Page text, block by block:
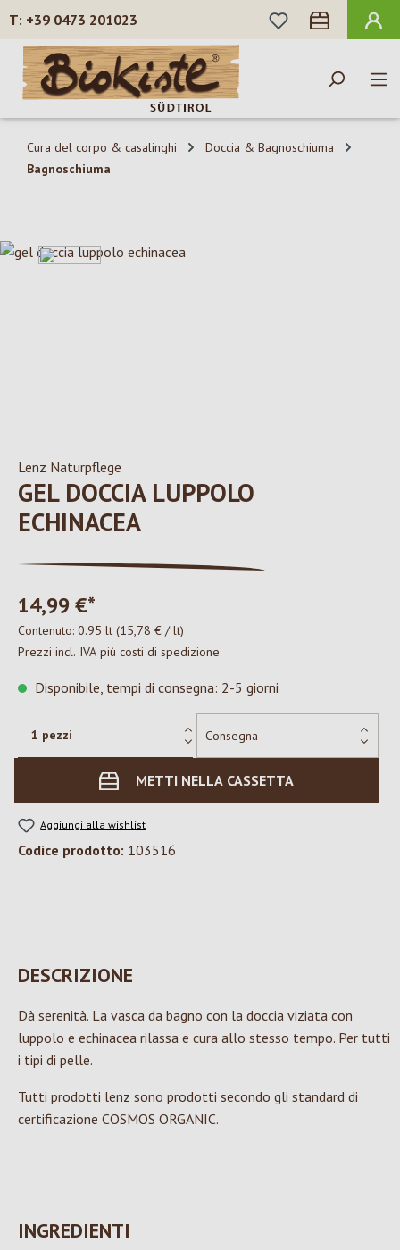
Passa al contenuto principale
+39 0473 201023
HAI 0 ARTICOLI
Cura del corpo & casalinghi
Doccia & Bagnoschiuma
Bagnoschiuma
Salta la galleria di immagini
Lenz Naturpflege
GEL DOCCIA LUPPOLO
ECHINACEA
14,99 €*
Contenuto: 0.95 lt (15,78 € / lt)
Prezzi incl. IVA più costi di spedizione
Disponibile, tempi di consegna: 2-5 giorni
METTI NELLA CASSETTA
Aggiungi alla wishlist
Codice prodotto: 103516
DESCRIZIONE
Dà serenità. La vasca da bagno con la doccia viziata con
luppolo e echinacea rilassa e cura allo stesso tempo. Per tutti
i tipi di pelle.
Tutti prodotti lenz sono prodotti secondo gli standard di
certificazione COSMOS ORGANIC.
INGREDIENTI